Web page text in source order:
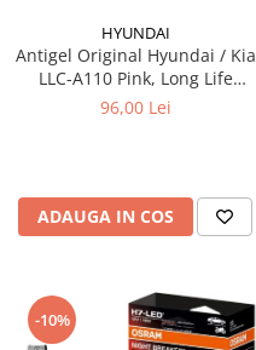
HYUNDAI
Antigel Original Hyundai / Kia
LLC-A110 Pink, Long Life
Coolant, 1 Litru, Cod A110,
96,00 Lei
ADAUGA IN COS
-10%